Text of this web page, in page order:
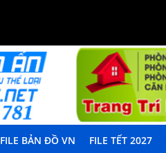
FILE BẢN ĐỒ VN FILE TẾT 2027